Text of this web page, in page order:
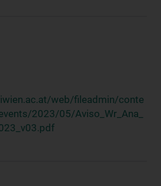
web/fileadmin/conte
2023/05/Aviso_Wr_Ana_